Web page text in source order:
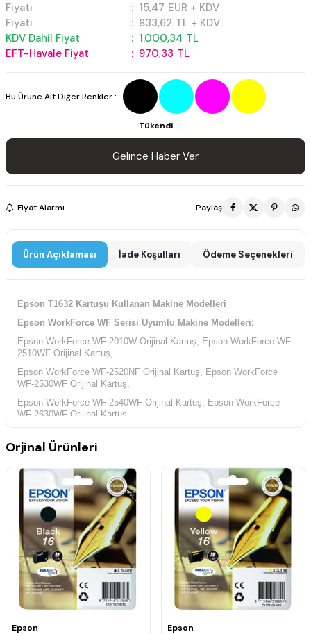
Fiyatı : 15,47 EUR + KDV
Fiyatı
: 833,62 TL + KDV
KDV Dahil Fiyat
: 1.000,34 TL
EFT-Havale Fiyat
: 970,33 TL
Bu Ürüne Ait Diğer Renkler :
Tükendi
Gelince Haber Ver
Fiyat Alarmı Paylaş
Ürün Açıklaması İade Koşulları Ödeme Seçenekleri
Epson T1632 Kartuşu Kullanan Makine Modelleri
Epson WorkForce WF Serisi Uyumlu Makine Modelleri;
Epson WorkForce WF-2010W Orijinal Kartuş, Epson WorkForce WF-
2510WF Orijinal Kartuş,
Epson WorkForce WF-2520NF Orijinal Kartuş, Epson WorkForce
WF-2530WF Orijinal Kartuş,
Epson WorkForce WF-2540WF Orijinal Kartuş, Epson WorkForce
WF-2630WF Orijinal Kartuş,
WF-2660DWF Orijinal Kartuş,
WF-2760DWF Orijinal Kartuş,
Orjinal Ürünleri
Epson
Epson